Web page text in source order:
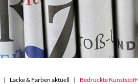
Lacke & Farben aktuell Bedruckte